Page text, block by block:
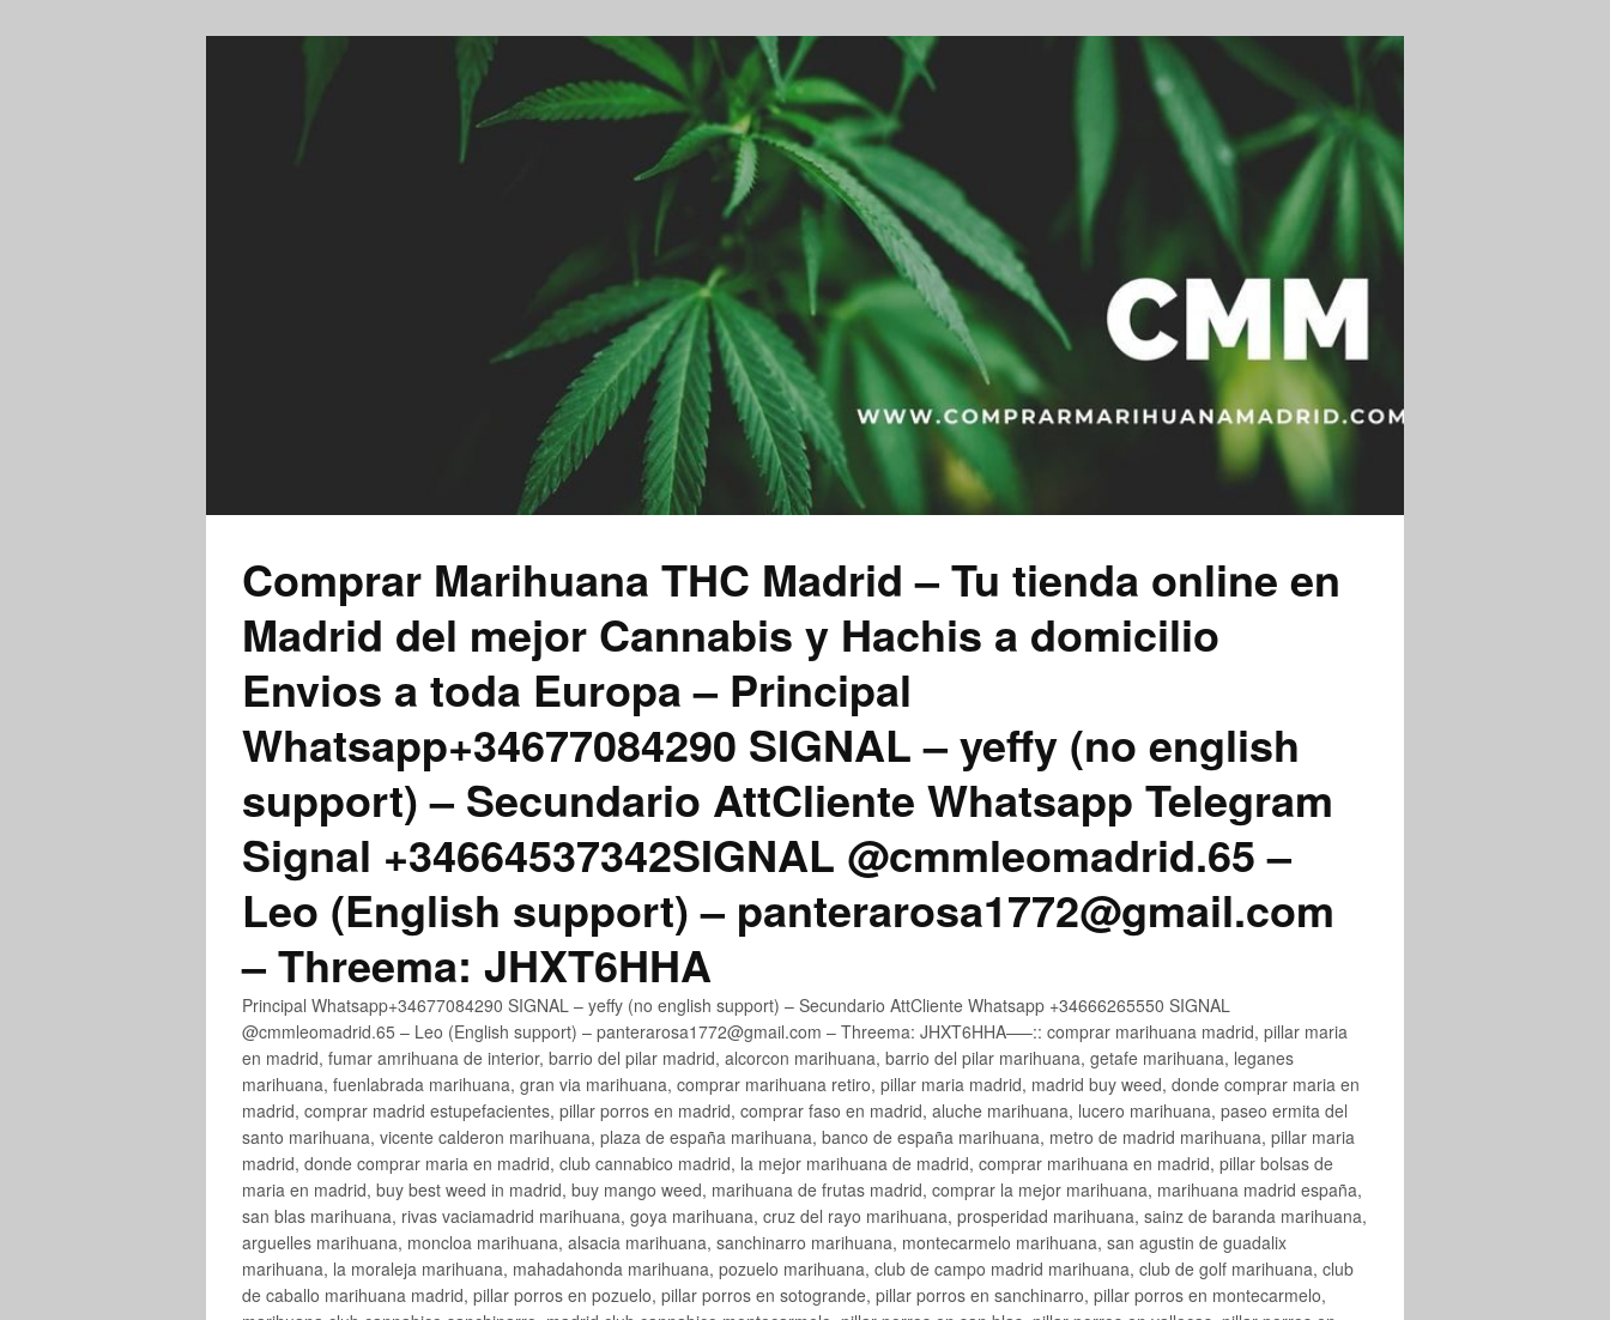
Comprar Marihuana THC Madrid – Tu tienda online en
Madrid del mejor Cannabis y Hachis a domicilio
Envios a toda Europa – Principal
Whatsapp+34677084290 SIGNAL – yeffy (no english
support) – Secundario AttCliente Whatsapp Telegram
Signal +34664537342SIGNAL @cmmleomadrid.65 –
Leo (English support) – panterarosa1772@gmail.com
– Threema: JHXT6HHA
Principal Whatsapp+34677084290 SIGNAL – yeffy (no english support) – Secundario AttCliente Whatsapp +34666265550 SIGNAL
@cmmleomadrid.65 – Leo (English support) – panterarosa1772@gmail.com – Threema: JHXT6HHA—–:: comprar marihuana madrid, pillar maria
en madrid, fumar amrihuana de interior, barrio del pilar madrid, alcorcon marihuana, barrio del pilar marihuana, getafe marihuana, leganes
marihuana, fuenlabrada marihuana, gran via marihuana, comprar marihuana retiro, pillar maria madrid, madrid buy weed, donde comprar maria en
madrid, comprar madrid estupefacientes, pillar porros en madrid, comprar faso en madrid, aluche marihuana, lucero marihuana, paseo ermita del
santo marihuana, vicente calderon marihuana, plaza de españa marihuana, banco de españa marihuana, metro de madrid marihuana, pillar maria
madrid, donde comprar maria en madrid, club cannabico madrid, la mejor marihuana de madrid, comprar marihuana en madrid, pillar bolsas de
maria en madrid, buy best weed in madrid, buy mango weed, marihuana de frutas madrid, comprar la mejor marihuana, marihuana madrid españa,
san blas marihuana, rivas vaciamadrid marihuana, goya marihuana, cruz del rayo marihuana, prosperidad marihuana, sainz de baranda marihuana,
arguelles marihuana, moncloa marihuana, alsacia marihuana, sanchinarro marihuana, montecarmelo marihuana, san agustin de guadalix
marihuana, la moraleja marihuana, mahadahonda marihuana, pozuelo marihuana, club de campo madrid marihuana, club de golf marihuana, club
de caballo marihuana madrid, pillar porros en pozuelo, pillar porros en sotogrande, pillar porros en sanchinarro, pillar porros en montecarmelo,